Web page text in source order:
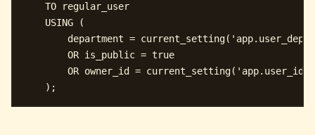
    TO regular_user
    USING (
department =
        OR is_public = true
OR owner_id =